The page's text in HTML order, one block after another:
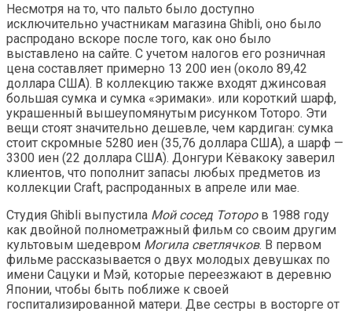
Несмотря на то, что пальто было доступно
исключительно участникам магазина Ghibli, оно было
распродано вскоре после того, как оно было
выставлено на сайте. С учетом налогов его розничная
цена составляет примерно 13 200 иен (около 89,42
доллара США). В коллекцию также входят джинсовая
большая сумка и сумка «эримаки». или короткий шарф,
украшенный вышеупомянутым рисунком Тоторо. Эти
вещи стоят значительно дешевле, чем кардиган: сумка
стоит скромные 5280 иен (35,76 доллара США), а шарф —
3300 иен (22 доллара США). Донгури Кёвакоку заверил
клиентов, что пополнит запасы любых предметов из
коллекции Craft, распроданных в апреле или мае.
Студия Ghibli выпустила Мой сосед Тоторов 1988 году
как двойной полнометражный фильм со своим другим
культовым шедевром Могила светлячков. В первом
фильме рассказывается о двух молодых девушках по
имени Сацуки и Мэй, которые переезжают в деревню
Японии, чтобы быть поближе к своей
госпитализированной матери. Две сестры в восторге от